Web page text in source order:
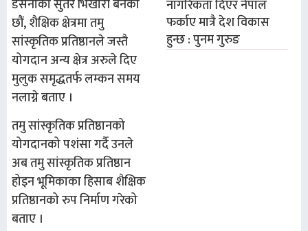
डसनाका सुतेर भिखारी बनेका
छौं, शैक्षिक क्षेत्रमा तमु
सांस्कृतिक प्रतिष्ठानले जस्तै
योगदान अन्य क्षेत्र अरुले दिए
मुलुक समृद्धतर्फ लम्कन समय
नलाग्ने बताए ।
तमु सांस्कृतिक प्रतिष्ठानको
योगदानको पशंसा गर्दै उनले
अब तमु सांस्कृतिक प्रतिष्ठान
होइन भूमिकाका हिसाब शैक्षिक
प्रतिष्ठानको रुप निर्माण गरेको
बताए ।
नागरिकता दिएर नेपाल
फर्काए मात्रै देश विकास
हुन्छ : पुनम गुरुङ